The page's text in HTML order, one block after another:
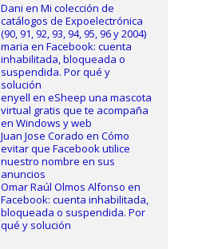
Dani enMi colección de
catálogos de Expoelectrónica
(90, 91, 92, 93, 94, 95, 96 y 2004)
maria enFacebook: cuenta
inhabilitada, bloqueada o
suspendida. Por qué y
solución
enyell eneSheep una mascota
virtual gratis que te acompaña
en Windows y web
Juan Jose Corado enCómo
evitar que Facebook utilice
nuestro nombre en sus
anuncios
Omar Raúl Olmos Alfonso en
Facebook: cuenta inhabilitada,
bloqueada o suspendida. Por
qué y solución